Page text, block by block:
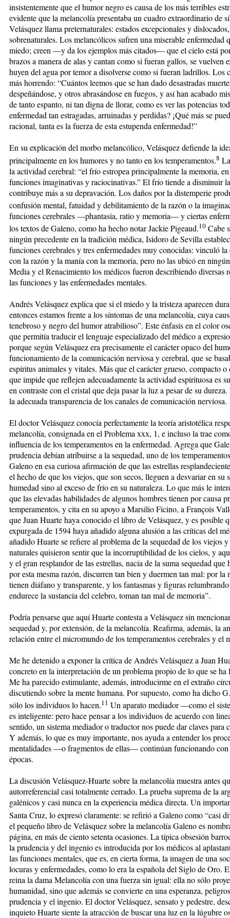
insistentemente que el humor negro es causa de los más terribles
evidente que la melancolía presentaba un cuadro extraordinario de
Velásquez llama preternaturales: estados excepcionales y
sobrenaturales. Los melancólicos sufren una miserable enfermedad
miedo; creen —y da los ejemplos más citados— que el cielo está por
brazos a manera de alas y cantan como si fueran gallos, se vuelven
huyen del agua por temor a disolverse como si fueran ladrillos. Los
más horrendo: “Cuántos leemos que se han dado desastradas
despeñándose, y otros abrasándose en fuegos, y así han acabado
de tanto espanto, ni tan digna de llorar, como es ver las potencias
enfermedad tan estragadas, arruinadas y perdidas? ¡Qué más se
racional, tanta es la fuerza de esta estupenda enfermedad!”
En su explicación del morbo melancólico, Velásquez defiende la
principalmente en los humores y no tanto en los temperamentos.8
la actividad cerebral: “el frío estropea principalmente la memoria,
funciones imaginativas y raciocinativas.” El frío tiende a disminuir
contribuye más a su depravación. Los daños por la distemperie
confusión mental, fatuidad y debilitamiento de la razón o la
funciones cerebrales —phantasia, ratio y memoria— y ciertas
los textos de Galeno, como ha hecho notar Jackie Pigeaud.10 Cabe
ningún precedente en la tradición médica, Isidoro de Sevilla
funciones cerebrales y tres enfermedades muy conocidas: vinculó
con la razón y la manía con la memoria, pero no las ubicó en
Media y el Renacimiento los médicos fueron describiendo diversas
las funciones y las enfermedades mentales.
Andrés Velásquez explica que si el miedo y la tristeza aparecen
entonces estamos frente a los síntomas de una melancolía, cuya
tenebroso y negro del humor atrabilioso”. Este énfasis en el color
que permitía traducir el lenguaje especializado del médico a
porque según Velásquez era precisamente el carácter opaco del
funcionamiento de la comunicación nerviosa y cerebral, que se
espíritus animales y vitales. Más que el carácter grueso, compacto
que impide que reflejen adecuadamente la actividad espirituosa es
en contraste con el cristal que deja pasar la luz a pesar de su
la adecuada transparencia de los canales de comunicación nerviosa.
El doctor Velásquez conocía perfectamente la teoría aristotélica
melancolía, consignada en el Problema xxx, 1, e incluso la trae
influencia de los temperamentos en la enfermedad. Agrega que
prudencia debían atribuirse a la sequedad, uno de los
Galeno en esa curiosa afirmación de que las estrellas
el hecho de que los viejos, que son secos, lleguen a desvariar en su
humedad sino al exceso de frío en su naturaleza. Lo que más le
que las elevadas habilidades de algunos hombres tienen por causa
temperamentos, y cita en su apoyo a Marsilio Ficino, a François
que Juan Huarte haya conocido el libro de Velásquez, y es posible
expurgada de 1594 haya añadido alguna alusión a las críticas del
añadido Huarte se refiere al problema de la sequedad de los viejos
naturales quisieron sentir que la incorruptibilidad de los cielos, y
y el gran resplandor de las estrellas, nacía de la suma sequedad
por esta mesma razón, discurren tan bien y duermen tan mal: por la
tienen diáfano y transparente, y los fantasmas y figuras
endurece la sustancia del celebro, toman tan mal de memoria”.
Podría pensarse que aquí Huarte contesta a Velásquez sin
sequedad y, por extensión, de la melancolía. Reafirma, además, la
relación entre el micromundo de los temperamentos cerebrales y el
Me he detenido a exponer la crítica de Andrés Velásquez a Juan
concreto en la interpretación de un problema propio de lo que se
Me ha parecido estimulante, además, introducirme en el extraño
discutiendo sobre la mente humana. Por supuesto, como ha dicho
sólo los individuos lo hacen.11 Un aparato mediador —como el
es inteligente: pero hace pensar a los individuos de acuerdo con
sentido, un sistema mediador o traductor nos puede dar claves para
Y además, lo que es muy importante, nos ayuda a entender los
mentalidades —o fragmentos de ellas— continúan funcionando
épocas.
La discusión Velásquez-Huarte sobre la melancolía muestra antes
autorreferencial casi totalmente cerrado. La prueba suprema de la
galénicos y casi nunca en la experiencia médica directa. Un
Santa Cruz, lo expresó claramente: se refirió a Galeno como “casi
el pequeño libro de Velásquez sobre la melancolía Galeno es
página, en más de ciento setenta ocasiones. La típica obsesión
la prudencia y del ingenio es introducida por los médicos al
las funciones mentales, que es, en cierta forma, la imagen de una
locuras y enfermedades, como lo era la española del Siglo de Oro.
reina la dama Melancolía con una fuerza sin igual: ella no sólo
humanidad, sino que además se convierte en una esperanza,
prudencia y el ingenio. El doctor Velásquez, sensato y pedestre,
inquieto Huarte siente la atracción de buscar una luz en la lúgubre